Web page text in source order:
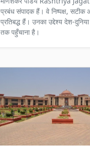
प्रबंध संपादक हैं। वे निष्पक्ष,
प्रतिबद्ध हैं। उनका उद्देश्य देश-
तक पहुँचाना है।